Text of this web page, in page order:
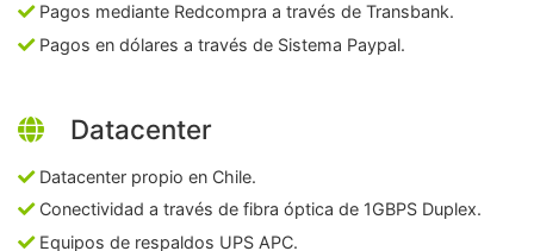
Pagos mediante Redcompra a través de Transbank.
Pagos en dólares a través de Sistema Paypal.
Datacenter
Datacenter propio en Chile.
Conectividad a través de fibra óptica de 1GBPS Duplex.
Equipos de respaldos UPS APC.